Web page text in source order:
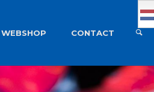
WEBSHOP CONTACT